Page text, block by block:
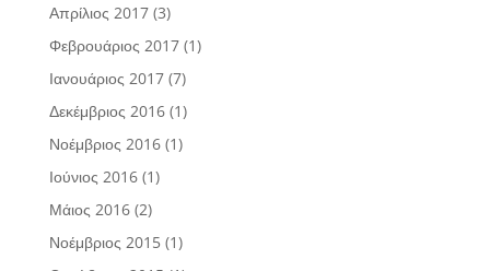
Απρίλιος 2017(3)
Φεβρουάριος 2017(1)
Ιανουάριος 2017(7)
Δεκέμβριος 2016(1)
Νοέμβριος 2016(1)
Ιούνιος 2016(1)
Μάιος 2016(2)
Νοέμβριος 2015(1)